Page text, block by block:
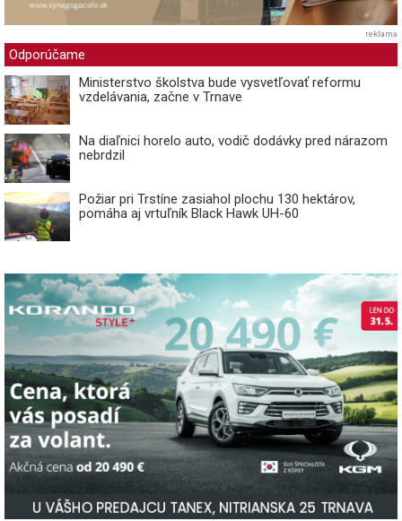
reklama
Odporúčame
Ministerstvo školstva bude vysvetľovať reformu
vzdelávania, začne v Trnave
Na diaľnici horelo auto, vodič dodávky pred nárazom
nebrdzil
Požiar pri Trstíne zasiahol plochu 130 hektárov,
pomáha aj vrtuľník Black Hawk UH-60